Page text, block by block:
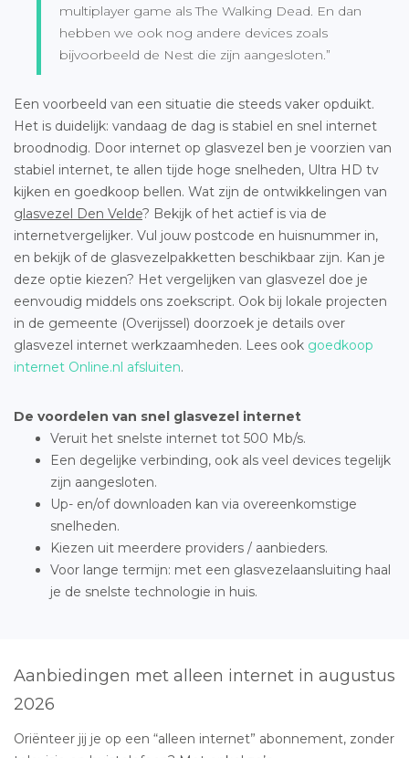
multiplayer game als The Walking Dead. En dan
hebben we ook nog andere devices zoals
bijvoorbeeld de Nest die zijn aangesloten.”
Een voorbeeld van een situatie die steeds vaker opduikt.
Het is duidelijk: vandaag de dag is stabiel en snel internet
broodnodig. Door internet op glasvezel ben je voorzien van
stabiel internet, te allen tijde hoge snelheden, Ultra HD tv
kijken en goedkoop bellen. Wat zijn de ontwikkelingen van
glasvezel Den Velde? Bekijk of het actief is via de
internetvergelijker. Vul jouw postcode en huisnummer in,
en bekijk of de glasvezelpakketten beschikbaar zijn. Kan je
deze optie kiezen? Het vergelijken van glasvezel doe je
eenvoudig middels ons zoekscript. Ook bij lokale projecten
in de gemeente (Overijssel) doorzoek je details over
glasvezel internet werkzaamheden. Lees ook goedkoop
internet Online.nl afsluiten.
De voordelen van snel glasvezel internet
Veruit het snelste internet tot 500 Mb/s.
Een degelijke verbinding, ook als veel devices tegelijk
zijn aangesloten.
Up- en/of downloaden kan via overeenkomstige
snelheden.
Kiezen uit meerdere providers / aanbieders.
Voor lange termijn: met een glasvezelaansluiting haal
je de snelste technologie in huis.
Aanbiedingen met alleen internet in augustus
2026
Oriënteer jij je op een “alleen internet” abonnement, zonder